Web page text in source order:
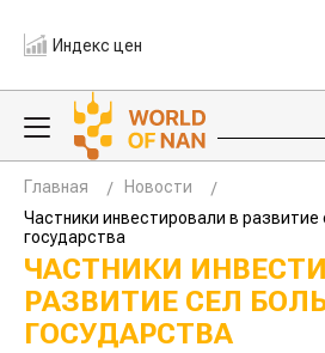
Индекс цен
Главная
Новости
Частники инвестировали в развитие
государства
ЧАСТНИКИ
РАЗВИТИЕ СЕЛ
ГОСУДАРСТВА